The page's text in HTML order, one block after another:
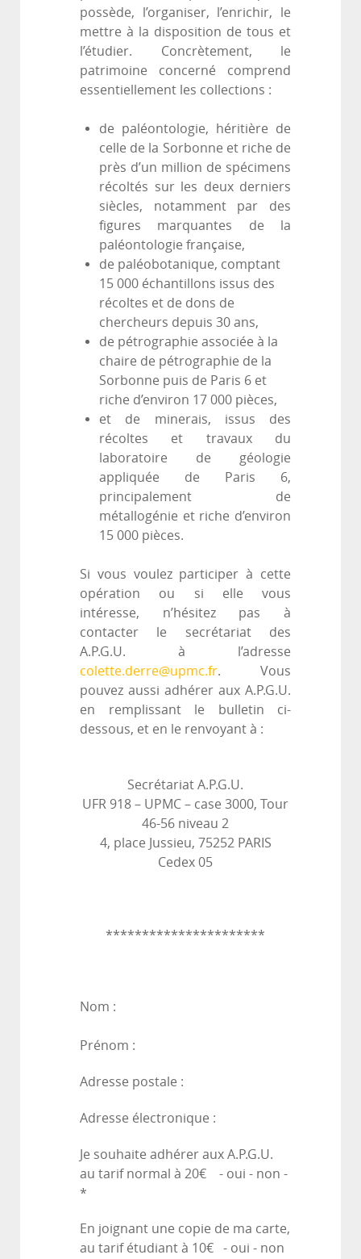
possède, l’organiser, l’enrichir, le
mettre à la disposition de tous et
l’étudier. Concrètement, le
patrimoine concerné comprend
essentiellement les collections :
de paléontologie, héritière de
celle de la Sorbonne et riche de
près d’un million de spécimens
récoltés sur les deux derniers
siècles, notamment par des
figures marquantes de la
paléontologie française,
de paléobotanique, comptant
15 000 échantillons issus des
récoltes et de dons de
chercheurs depuis 30 ans,
de pétrographie associée à la
chaire de pétrographie de la
Sorbonne puis de Paris 6 et
riche d’environ 17 000 pièces,
et de minerais, issus des
récoltes et travaux du
laboratoire de géologie
appliquée de Paris 6,
principalement de
métallogénie et riche d’environ
15 000 pièces.
Si vous voulez participer à cette
opération ou si elle vous
intéresse, n’hésitez pas à
contacter le secrétariat des
A.P.G.U. à l’adresse
colette.derre@upmc.fr. Vous
pouvez aussi adhérer aux A.P.G.U.
en remplissant le bulletin ci-
dessous, et en le renvoyant à :
Secrétariat A.P.G.U.
UFR 918 – UPMC – case 3000, Tour
46-56 niveau 2
4, place Jussieu, 75252 PARIS
Cedex 05
**********************
Nom :
Prénom :
Adresse postale :
Adresse électronique :
Je souhaite adhérer aux A.P.G.U.
au tarif normal à 20€ - oui - non -
*
En joignant une copie de ma carte,
au tarif étudiant à 10€ - oui - non